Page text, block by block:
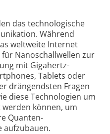
das technologische
Während
weltweite Internet
Nano­schallwellen zur
mit Gigahertz-
Tablets oder
drängendsten Fragen
diese Technologien um
können, um
Quanten­
aufzubauen.